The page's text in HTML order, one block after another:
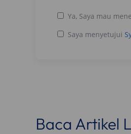
Ya, Saya mau
Saya menyetujui
Baca Artikel